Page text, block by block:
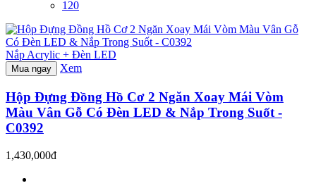
120
Nắp Acrylic + Đèn LED
Mua ngay Xem
Hộp Đựng Đồng Hồ Cơ 2 Ngăn Xoay Mái Vòm
Màu Vân Gỗ Có Đèn LED & Nắp Trong Suốt -
C0392
1,430,000đ